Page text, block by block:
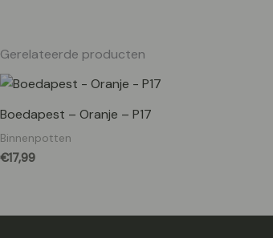
Gerelateerde producten
Boedapest – Oranje – P17
Binnenpotten
€17,99